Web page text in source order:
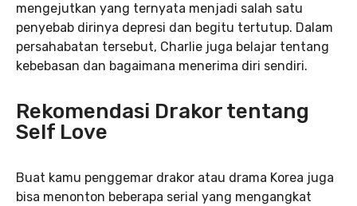
mengejutkan yang ternyata menjadi salah satu
penyebab dirinya depresi dan begitu tertutup. Dalam
persahabatan tersebut, Charlie juga belajar tentang
kebebasan dan bagaimana menerima diri sendiri.
Rekomendasi Drakor tentang
Self Love
Buat kamu penggemar drakor atau drama Korea juga
bisa menonton beberapa serial yang mengangkat